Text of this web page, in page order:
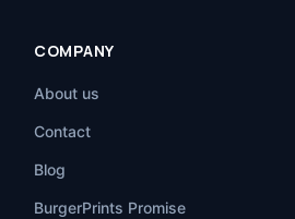
COMPANY
About us
Contact
Blog
BurgerPrints Promise